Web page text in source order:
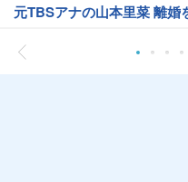
元TBSアナの山本里菜 離婚